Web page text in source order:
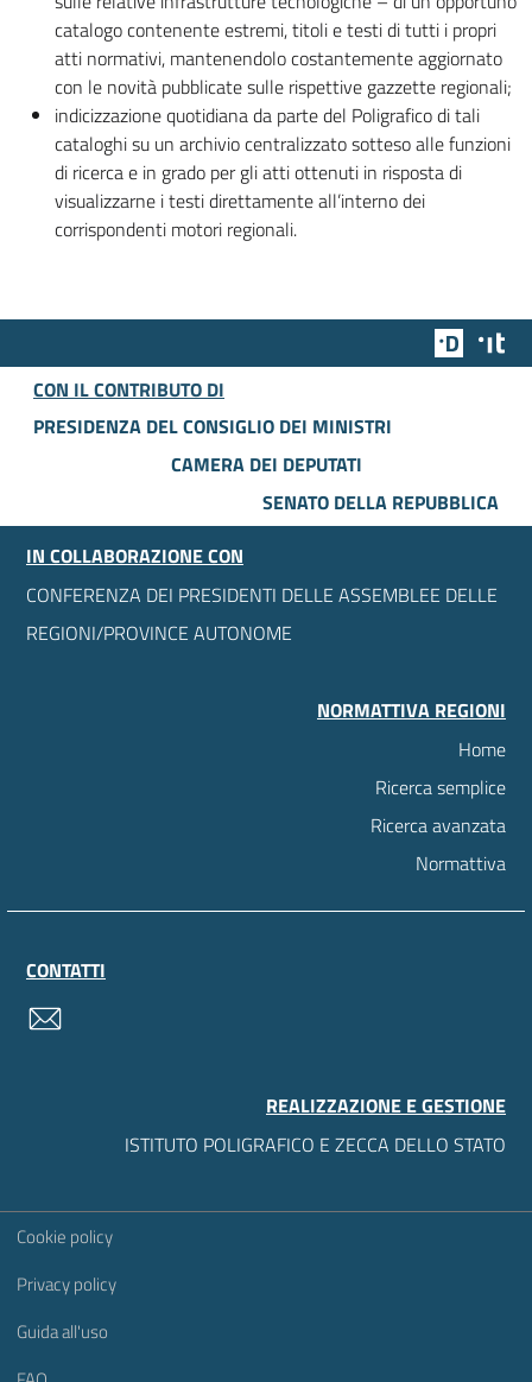
catalogo contenente estremi, titoli e testi di tutti i propri
atti normativi, mantenendolo costantemente aggiornato
con le novità pubblicate sulle rispettive gazzette regionali;
indicizzazione quotidiana da parte del Poligrafico di tali
cataloghi su un archivio centralizzato sotteso alle funzioni
di ricerca e in grado per gli atti ottenuti in risposta di
visualizzarne i testi direttamente all’interno dei
corrispondenti motori regionali.
Team
CON IL CONTRIBUTO DI
PRESIDENZA DEL CONSIGLIO DEI MINISTRI
CAMERA DEI DEPUTATI
SENATO DELLA REPUBBLICA
IN COLLABORAZIONE CON
CONFERENZA DEI PRESIDENTI DELLE ASSEMBLEE DELLE
REGIONI/PROVINCE AUTONOME
NORMATTIVA REGIONI
Home
Ricerca semplice
Ricerca avanzata
Normattiva
CONTATTI
REALIZZAZIONE E GESTIONE
ISTITUTO POLIGRAFICO E ZECCA DELLO STATO
Sezione Link Utili
Cookie policy
Privacy policy
Guida all'uso